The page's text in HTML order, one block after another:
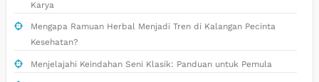
Karya
Mengapa Ramuan Herbal Menjadi Tren di Kalangan Pecinta
Kesehatan?
Menjelajahi Keindahan Seni Klasik: Panduan untuk Pemula